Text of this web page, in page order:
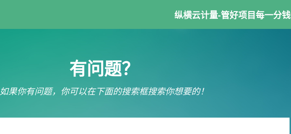
纵横云计量-管好项目每一分钱
有问题？
如果你有问题，你可以在下面的搜索框搜索你想要的！